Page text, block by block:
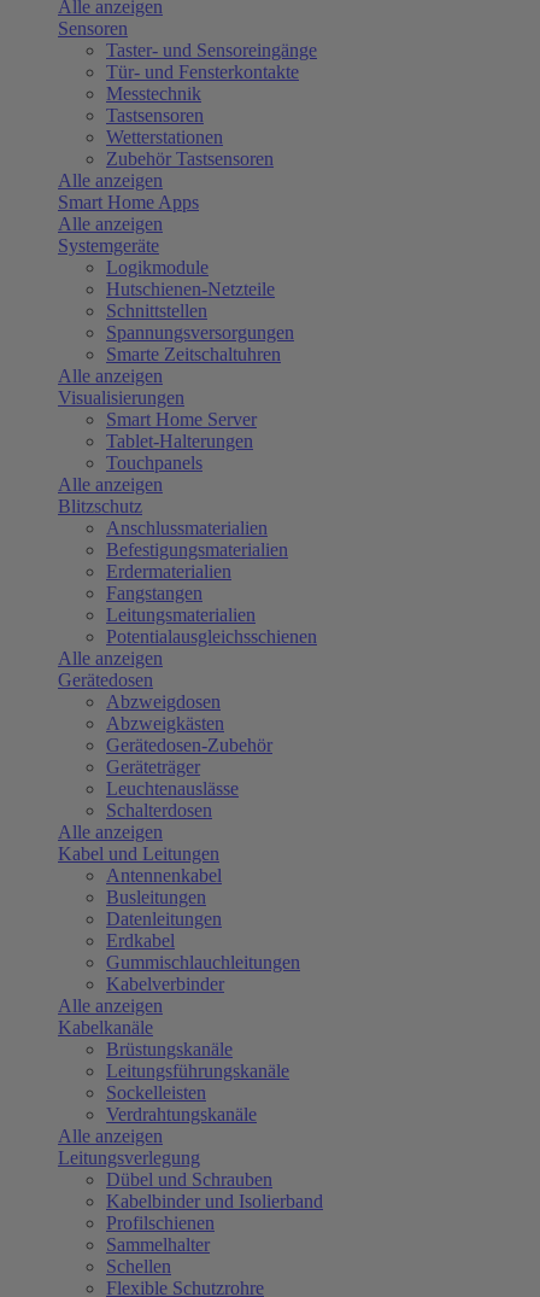
Alle anzeigen
Sensoren
Taster- und Sensoreingänge
Tür- und Fensterkontakte
Messtechnik
Tastsensoren
Wetterstationen
Zubehör Tastsensoren
Alle anzeigen
Smart Home Apps
Alle anzeigen
Systemgeräte
Logikmodule
Hutschienen-Netzteile
Schnittstellen
Spannungsversorgungen
Smarte Zeitschaltuhren
Alle anzeigen
Visualisierungen
Smart Home Server
Tablet-Halterungen
Touchpanels
Alle anzeigen
Blitzschutz
Anschlussmaterialien
Befestigungsmaterialien
Erdermaterialien
Fangstangen
Leitungsmaterialien
Potentialausgleichsschienen
Alle anzeigen
Gerätedosen
Abzweigdosen
Abzweigkästen
Gerätedosen-Zubehör
Geräteträger
Leuchtenauslässe
Schalterdosen
Alle anzeigen
Kabel und Leitungen
Antennenkabel
Busleitungen
Datenleitungen
Erdkabel
Gummischlauchleitungen
Kabelverbinder
Alle anzeigen
Kabelkanäle
Brüstungskanäle
Leitungsführungskanäle
Sockelleisten
Verdrahtungskanäle
Alle anzeigen
Leitungsverlegung
Dübel und Schrauben
Kabelbinder und Isolierband
Profilschienen
Sammelhalter
Schellen
Flexible Schutzrohre